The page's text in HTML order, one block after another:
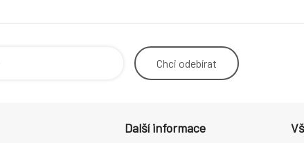
Chci odebírat
Další informace